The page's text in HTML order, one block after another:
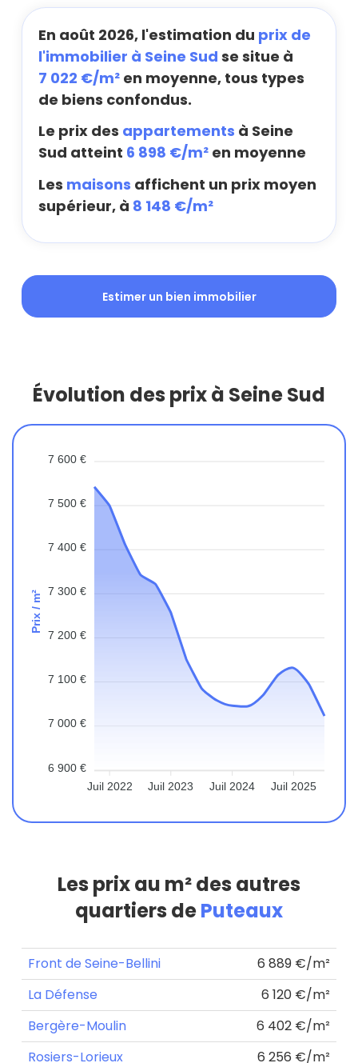
En août 2026, l'estimation du prix de
l'immobilier à Seine Sud se situe à
7 022 €/m² en moyenne, tous types
de biens confondus.
Le prix des appartements à Seine
Sud atteint 6 898 €/m² en moyenne
Les maisons affichent un prix moyen
supérieur, à 8 148 €/m²
Estimer un bien immobilier
Évolution des prix à Seine Sud
7 600 €
7 500 €
7 400 €
7 300 €
7 200 €
7 100 €
7 000 €
6 900 €
Prix / m²
Juil 2022 Juil 2023 Juil 2024 Juil 2025
Les prix au m² des autres
quartiers dePuteaux
Front de Seine-Bellini
6 889 €/m²
La Défense
6 120 €/m²
Bergère-Moulin
6 402 €/m²
Rosiers-Lorieux
6 256 €/m²